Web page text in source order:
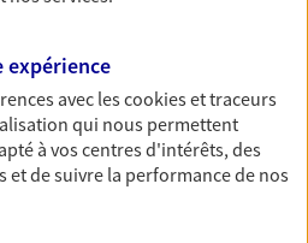
en sérénité avec votre
entreprise. Un contrat
vos locaux, matériels pro,
sans oublier votre
expérience
avec lescookies et traceurs
qui nous permettent
à vos centres d'intérêts, des
et de suivre la performance de nos